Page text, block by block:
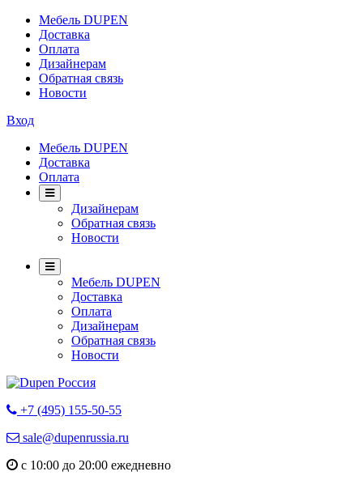
Мебель DUPEN
Доставка
Оплата
Дизайнерам
Обратная связь
Новости
Вход
Мебель DUPEN
Доставка
Оплата
Дизайнерам
Обратная связь
Новости
Мебель DUPEN
Доставка
Оплата
Дизайнерам
Обратная связь
Новости
+7 (495) 155-50-55
sale@dupenrussia.ru
с 10:00 до 20:00 ежедневно